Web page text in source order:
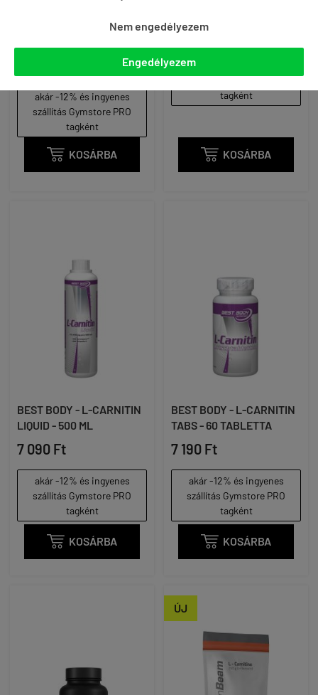
Nem engedélyezem
Engedélyezem
KONCENTRÁTUM - 1000
(7 Ft / ml)
akár -12% és ingyenes
szállítás Gymstore PRO
tagként
 KOSÁRBA
6 990 Ft
akár -12% és ingyenes
szállítás Gymstore PRO
tagként
 KOSÁRBA
BEST BODY - L-CARNITIN
LIQUID - 500 ML
7 090 Ft
akár -12% és ingyenes
szállítás Gymstore PRO
tagként
 KOSÁRBA
BEST BODY - L-CARNITIN
TABS - 60 TABLETTA
7 190 Ft
akár -12% és ingyenes
szállítás Gymstore PRO
tagként
 KOSÁRBA
ÚJ